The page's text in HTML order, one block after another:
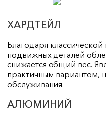
ХАРДТЕЙЛ
Благодаря
подвижных деталей
снижается общий вес.
практичным вариантом,
обслуживания.
АЛЮМИНИЙ